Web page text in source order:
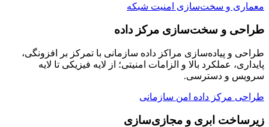
معماری و سخت‌سازی امنیت شبکه
طراحی و سخت‌سازی مرکز داده
طراحی و پیاده‌سازی مراکز داده سازمانی با تمرکز بر افزونگی،
پایداری، عملکرد بالا و الزامات امنیتی؛ از لایه فیزیکی تا لایه
سرویس و دسترسی.
طراحی مرکز داده امن سازمانی
زیرساخت ابری و مجازی‌سازی